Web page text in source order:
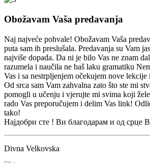
Obožavam Vaša predavanja
Naj najveće pohvale! Obožavam Vaša
puta sam ih preslušala. Predavanja su Vam
najviše dopada. Da ni je bilo Vas ne znam
razumela i naučila ne baš laku gramatiku
Vas i sa nestrpljenjem očekujem nove
Od srca sam Vam zahvalna zato što ste mi
pomogli u učenju i vjerujte mi svima koji
rado Vas preporučujem i delim Vas link!
tako!
Најдобри сте ! Ви благодарам и од срце
Divna Velkovska